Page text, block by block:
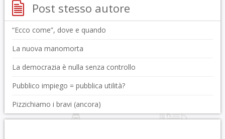
Post stesso autore
“Ecco come”, dove e quando
La nuova manomorta
La democrazia è nulla senza controllo
Pubblico impiego = pubblica utilità?
Pizzichiamo i bravi (ancora)